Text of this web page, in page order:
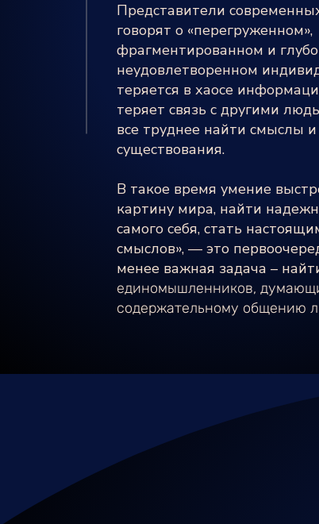
Представители
говорят о «перегруженном»,
фрагментированном и
неудовлетворенном
теряется в хаосе
теряет связь с другими
все труднее найти смыслы
существования.
В такое время умение
картину мира, найти
самого себя, стать
смыслов», — это
менее важная задача –
единомышленников,
содержательному общению